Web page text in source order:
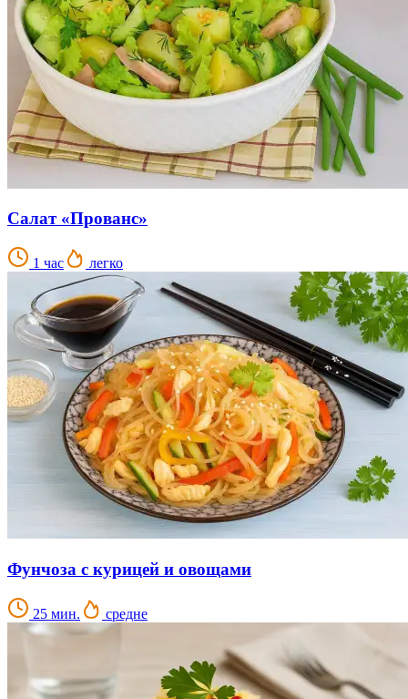
Салат «Прованс»
1 час легко
Фунчоза с курицей и овощами
25 мин. средне